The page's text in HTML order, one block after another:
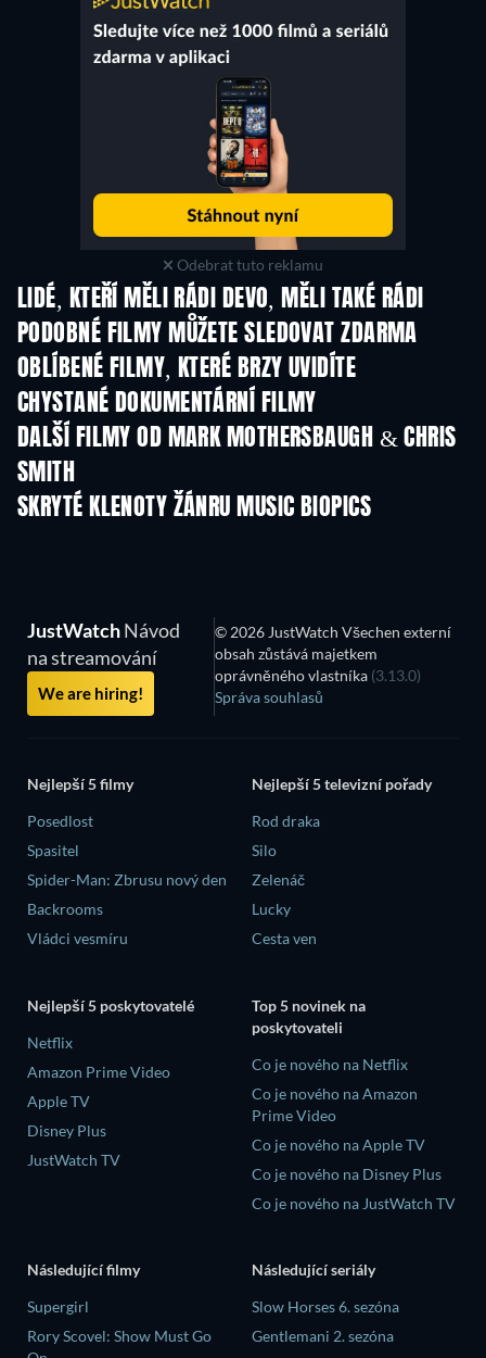
Odebrat tuto reklamu
LIDÉ, KTEŘÍ MĚLI RÁDI DEVO, MĚLI TAKÉ RÁDI
PODOBNÉ FILMY MŮŽETE SLEDOVAT ZDARMA
OBLÍBENÉ FILMY, KTERÉ BRZY UVIDÍTE
CHYSTANÉ DOKUMENTÁRNÍ FILMY
DALŠÍ FILMY OD MARK MOTHERSBAUGH & CHRIS
SMITH
SKRYTÉ KLENOTY ŽÁNRU MUSIC BIOPICS
JustWatchNávod
na streamování
We are hiring!
© 2026 JustWatch Všechen externí
obsah zůstává majetkem
oprávněného vlastníka (3.13.0)
Správa souhlasů
Nejlepší 5 filmy
Posedlost
Spasitel
Spider-Man: Zbrusu nový den
Backrooms
Vládci vesmíru
Nejlepší 5 televizní pořady
Rod draka
Silo
Zelenáč
Lucky
Cesta ven
Nejlepší 5 poskytovatelé
Netflix
Amazon Prime Video
Apple TV
Disney Plus
JustWatch TV
Top 5 novinek na
poskytovateli
Co je nového na Netflix
Co je nového na Amazon
Prime Video
Co je nového na Apple TV
Co je nového na Disney Plus
Co je nového na JustWatch TV
Následující filmy
Supergirl
Rory Scovel: Show Must Go
Následující seriály
Slow Horses 6. sezóna
Gentlemani 2. sezóna